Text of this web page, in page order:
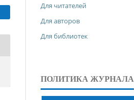
Для читателей
Для авторов
Для библиотек
ПОЛИТИКА ЖУРНАЛА